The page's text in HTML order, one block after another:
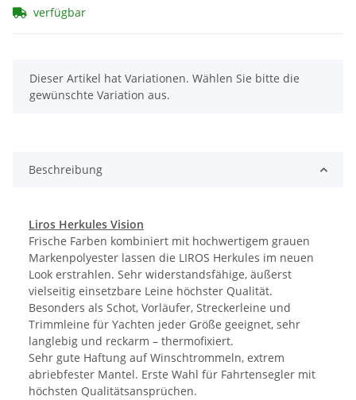
verfügbar
x
Dieser Artikel hat Variationen. Wählen Sie bitte die
gewünschte Variation aus.
Beschreibung
Liros Herkules Vision
Frische Farben kombiniert mit hochwertigem grauen
Markenpolyester lassen die LIROS Herkules im neuen
Look erstrahlen. Sehr widerstandsfähige, äußerst
vielseitig einsetzbare Leine höchster Qualität.
Besonders als Schot, Vorläufer, Streckerleine und
Trimmleine für Yachten jeder Größe geeignet, sehr
langlebig und reckarm – thermofixiert.
Sehr gute Haftung auf Winschtrommeln, extrem
abriebfester Mantel. Erste Wahl für Fahrtensegler mit
höchsten Qualitätsansprüchen.